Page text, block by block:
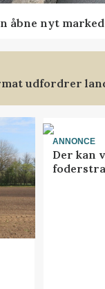
åbne nyt
udfordrer
ANNONCE
Der kan